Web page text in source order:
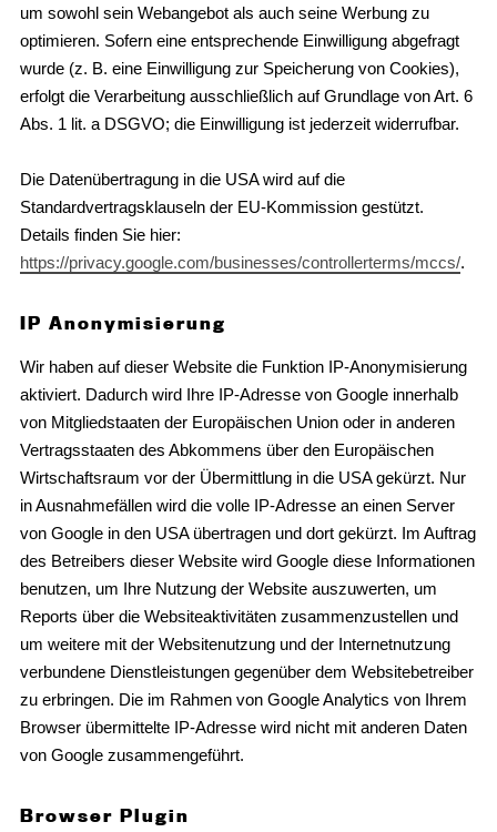
um sowohl sein Webangebot als auch seine Werbung zu
optimieren. Sofern eine entsprechende Einwilligung abgefragt
wurde (z. B. eine Einwilligung zur Speicherung von Cookies),
erfolgt die Verarbeitung ausschließlich auf Grundlage von Art. 6
Abs. 1 lit. a DSGVO; die Einwilligung ist jederzeit widerrufbar.
Die Datenübertragung in die USA wird auf die
Standardvertragsklauseln der EU-Kommission gestützt.
Details finden Sie hier:
https://privacy.google.com/businesses/controllerterms/mccs/.
IP Anonymisierung
Wir haben auf dieser Website die Funktion IP-Anonymisierung
aktiviert. Dadurch wird Ihre IP-Adresse von Google innerhalb
von Mitgliedstaaten der Europäischen Union oder in anderen
Vertragsstaaten des Abkommens über den Europäischen
Wirtschaftsraum vor der Übermittlung in die USA gekürzt. Nur
in Ausnahmefällen wird die volle IP-Adresse an einen Server
von Google in den USA übertragen und dort gekürzt. Im Auftrag
des Betreibers dieser Website wird Google diese Informationen
benutzen, um Ihre Nutzung der Website auszuwerten, um
Reports über die Websiteaktivitäten zusammenzustellen und
um weitere mit der Websitenutzung und der Internetnutzung
verbundene Dienstleistungen gegenüber dem Websitebetreiber
zu erbringen. Die im Rahmen von Google Analytics von Ihrem
Browser übermittelte IP-Adresse wird nicht mit anderen Daten
von Google zusammengeführt.
Browser Plugin